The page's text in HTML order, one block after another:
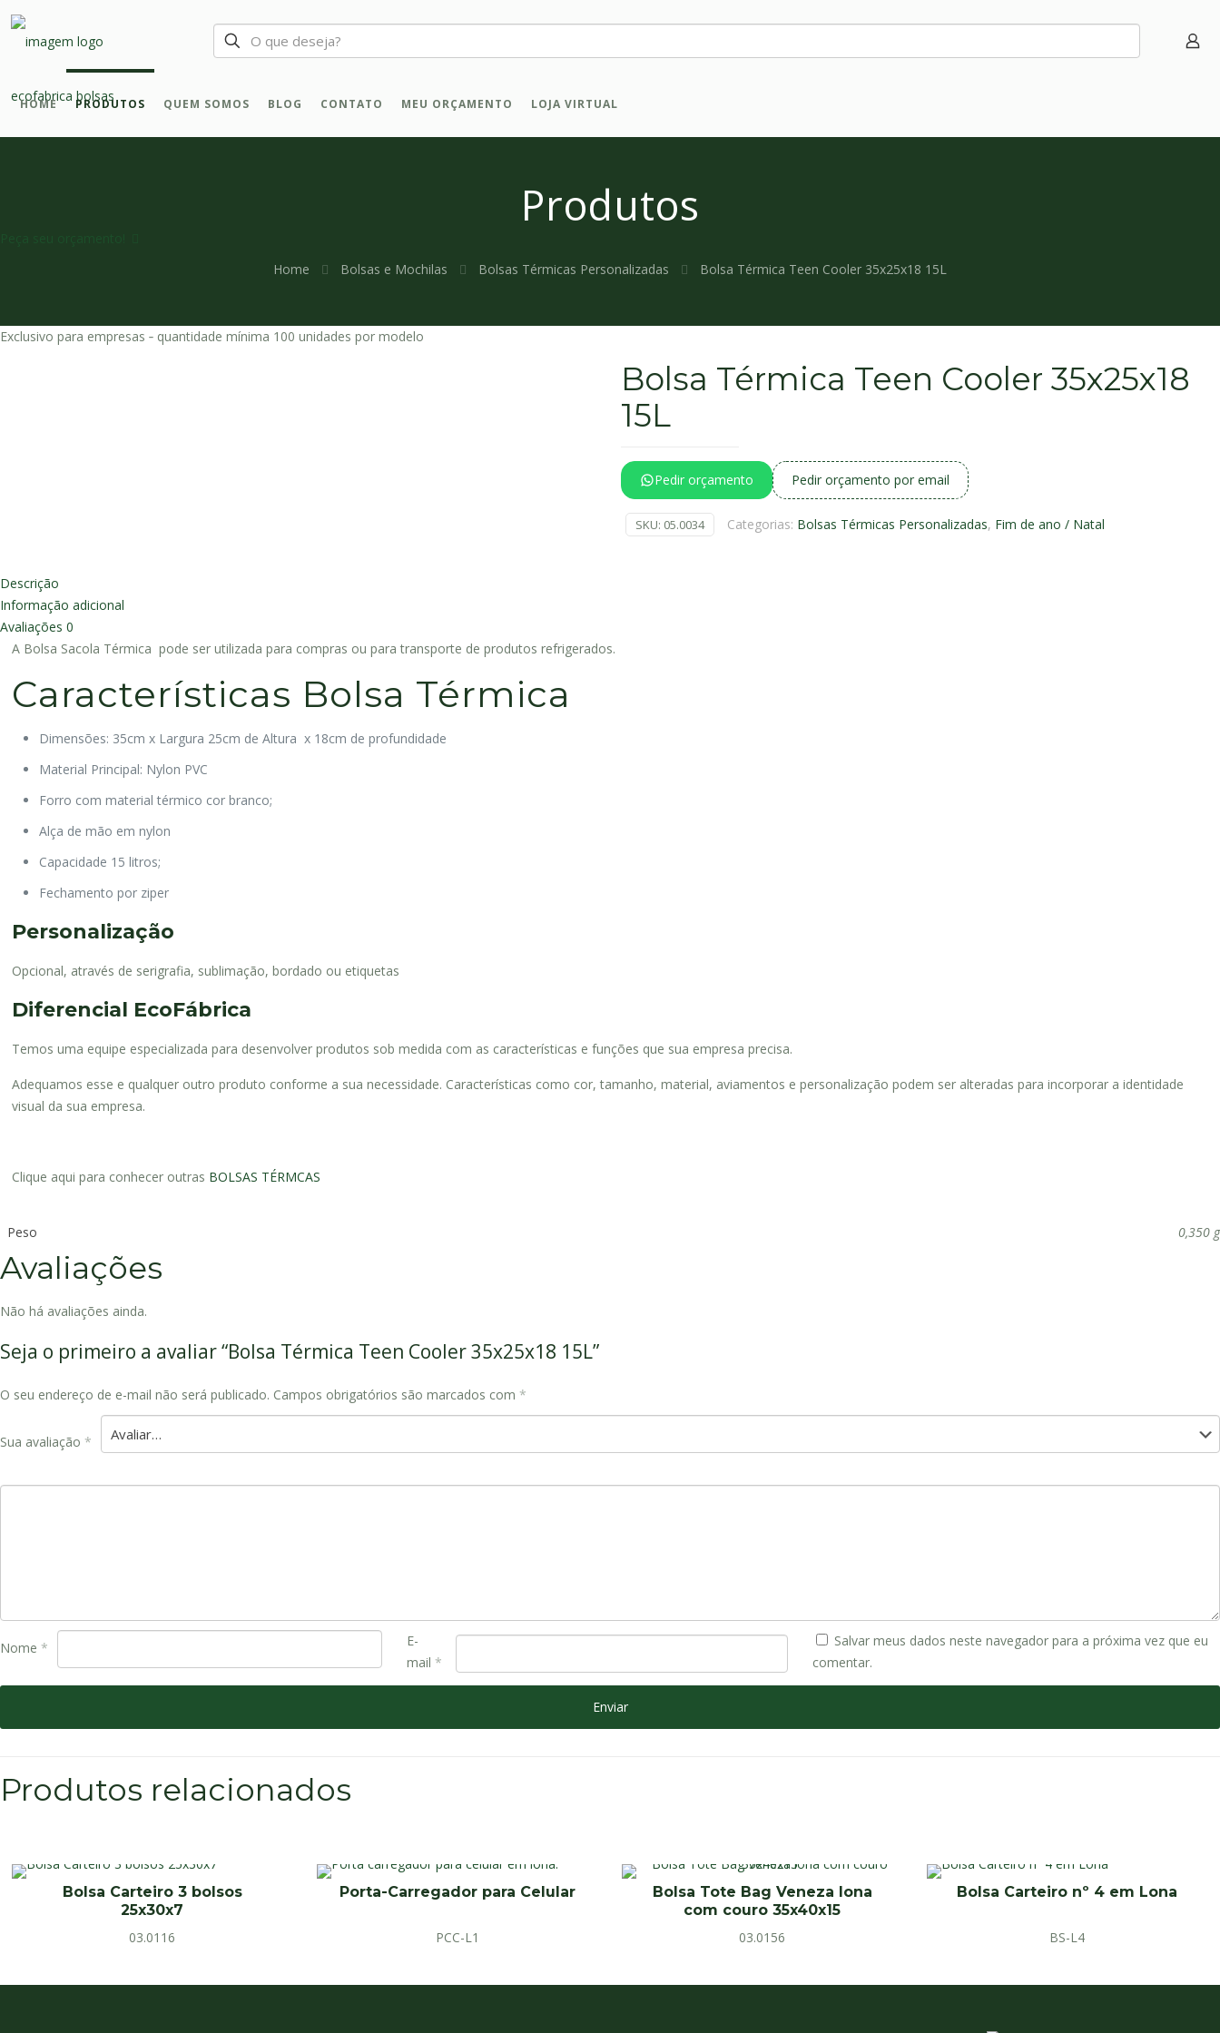
HOME PRODUTOS QUEM SOMOS BLOG CONTATO MEU ORÇAMENTO LOJA VIRTUAL
Produtos
Home
Bolsas e Mochilas Bolsas Térmicas Personalizadas Bolsa Térmica Teen Cooler 35x25x18 15L
Exclusivo para empresas ‐ quantidade mínima 100 unidades por modelo
Bolsa Térmica Teen Cooler 35x25x18
15L
Pedir orçamento Pedir orçamento por email
SKU: 05.0034 Categorias: Bolsas Térmicas Personalizadas, Fim de ano / Natal
Descrição
Informação adicional
Avaliações 0
A Bolsa Sacola Térmica pode ser utilizada para compras ou para transporte de produtos refrigerados.
Características Bolsa Térmica
Dimensões: 35cm x Largura 25cm de Altura x 18cm de profundidade
Material Principal: Nylon PVC
Forro com material térmico cor branco;
Alça de mão em nylon
Capacidade 15 litros;
Fechamento por ziper
Personalização
Opcional, através de serigrafia, sublimação, bordado ou etiquetas
Diferencial EcoFábrica
Temos uma equipe especializada para desenvolver produtos sob medida com as características e funções que sua empresa precisa.
Adequamos esse e qualquer outro produto conforme a sua necessidade. Características como cor, tamanho, material, aviamentos e personalização podem ser alteradas para incorporar a identidade
visual da sua empresa.
Clique aqui para conhecer outras BOLSAS TÉRMCAS
Peso 0,350 g
Avaliações
Não há avaliações ainda.
Seja o primeiro a avaliar “Bolsa Térmica Teen Cooler 35x25x18 15L”
O seu endereço de e-mail não será publicado. Campos obrigatórios são marcados com *
Sua avaliação *
Nome *
E-
mail *
Salvar meus dados neste navegador para a próxima vez que eu
comentar.
Produtos relacionados
Bolsa Carteiro 3 bolsos
25x30x7
03.0116
Porta-Carregador para Celular
PCC-L1
Bolsa Tote Bag Veneza lona
com couro 35x40x15
03.0156
Bolsa Carteiro nº 4 em Lona
BS-L4